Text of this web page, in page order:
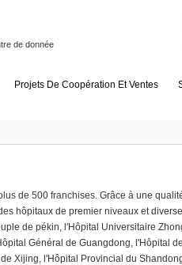
de donnée
Projets De Coopération Et Ventes
de 500 franchises. Grâce à une
hôpitaux de premier niveaux et
de pékin, l'Hôpital Universitaire
Général de Guangdong, l'Hôpital
Xijing, l'Hôpital Provincial du